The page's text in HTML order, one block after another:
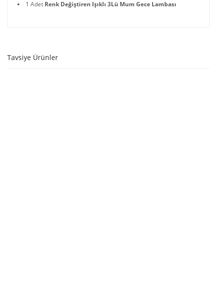
1 Adet Renk Değiştiren Işıklı 3Lü Mum Gece Lambası
Tavsiye Ürünler